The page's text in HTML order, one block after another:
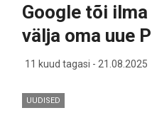
Google tõi
välja oma uue
11 kuud tagasi - 21.08.2025
UUDISED